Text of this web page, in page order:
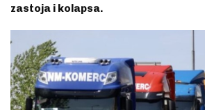
zastoja i kolapsa.